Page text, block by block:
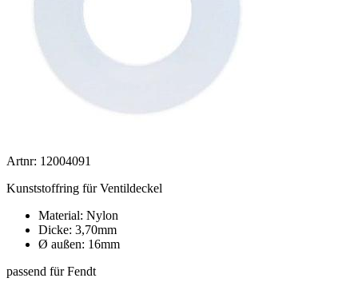
Artnr: 12004091
Kunststoffring für Ventildeckel
Material: Nylon
Dicke: 3,70mm
Ø außen: 16mm
passend für Fendt